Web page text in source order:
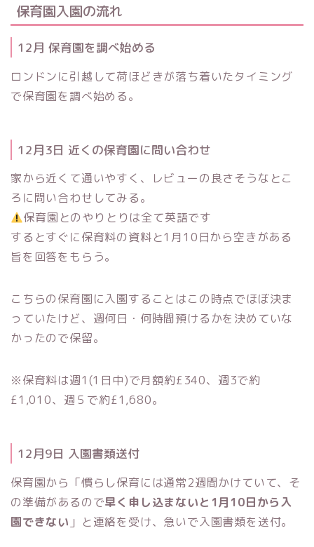
保育園入園の流れ
12月 保育園を調べ始める
ロンドンに引越して荷ほどきが落ち着いたタイミング
で保育園を調べ始める。
12月3日 近くの保育園に問い合わせ
家から近くて通いやすく、レビューの良さそうなとこ
ろに問い合わせしてみる。
保育園とのやりとりは全て英語です
するとすぐに保育料の資料と1月10日から空きがある
旨を回答をもらう。
こちらの保育園に入園することはこの時点でほぼ決ま
っていたけど、週何日・何時間預けるかを決めていな
かったので保留。
※保育料は週1(1日中)で月額約£340、週3で約
£1,010、週５で約£1,680。
12月9日 入園書類送付
保育園から「慣らし保育には通常2週間かけていて、そ
の準備があるので早く申し込まないと1月10日から入
園できない 」と連絡を受け、急いで入園書類を送付。